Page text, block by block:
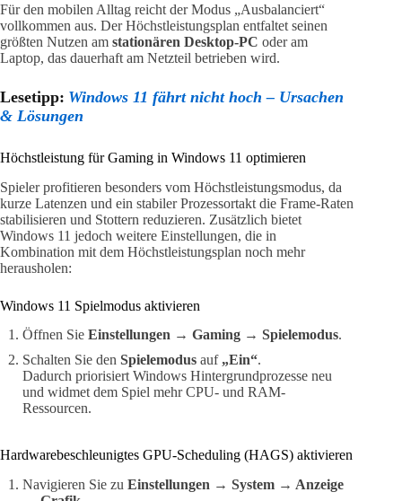
Für den mobilen Alltag reicht der Modus „Ausbalanciert“
vollkommen aus. Der Höchstleistungsplan entfaltet seinen
größten Nutzen am stationären Desktop-PC oder am
Laptop, das dauerhaft am Netzteil betrieben wird.
Lesetipp: Windows 11 fährt nicht hoch – Ursachen
& Lösungen
Höchstleistung für Gaming in Windows 11 optimieren
Spieler profitieren besonders vom Höchstleistungsmodus, da
kurze Latenzen und ein stabiler Prozessortakt die Frame-Raten
stabilisieren und Stottern reduzieren. Zusätzlich bietet
Windows 11 jedoch weitere Einstellungen, die in
Kombination mit dem Höchstleistungsplan noch mehr
herausholen:
Windows 11 Spielmodus aktivieren
Öffnen Sie Einstellungen → Gaming → Spielemodus.
Schalten Sie den Spielemodus auf „Ein“.
Dadurch priorisiert Windows Hintergrundprozesse neu
und widmet dem Spiel mehr CPU- und RAM-
Ressourcen.
Hardwarebeschleunigtes GPU-Scheduling (HAGS) aktivieren
Navigieren Sie zu Einstellungen → System → Anzeige